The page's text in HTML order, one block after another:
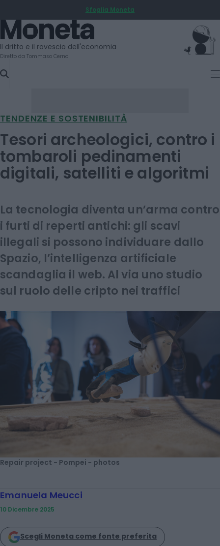
TO
CONTENT
Sfoglia Moneta
Moneta
Il dritto e il rovescio dell'economia
Diretto da Tommaso Cerno
TENDENZE E SOSTENIBILITÀ
Tesori archeologici, contro i
tombaroli pedinamenti
digitali, satelliti e algoritmi
La tecnologia diventa un’arma contro
i furti di reperti antichi: gli scavi
illegali si possono individuare dallo
Spazio, l’intelligenza artificiale
scandaglia il web. Al via uno studio
sul ruolo delle cripto nei traffici
Repair project - Pompei - photos
Emanuela Meucci
10 Dicembre 2025
Scegli Moneta come fonte preferita